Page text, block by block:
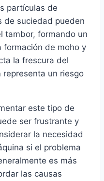
partículas de
de suciedad pueden
tambor, formando un
formación de moho y
la frescura del
un riesgo
este tipo de
ser frustrante y
la necesidad
si el problema
es más
las causas